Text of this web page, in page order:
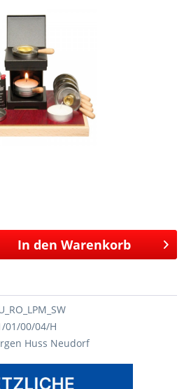
In den Warenkorb
01/00/04/H
Huss Neudorf